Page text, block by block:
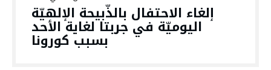
إلغاء الاحتفال بالذّبيحة الإلهيّة
اليوميّة في جربتا لغاية الأحد
بسبب كورونا